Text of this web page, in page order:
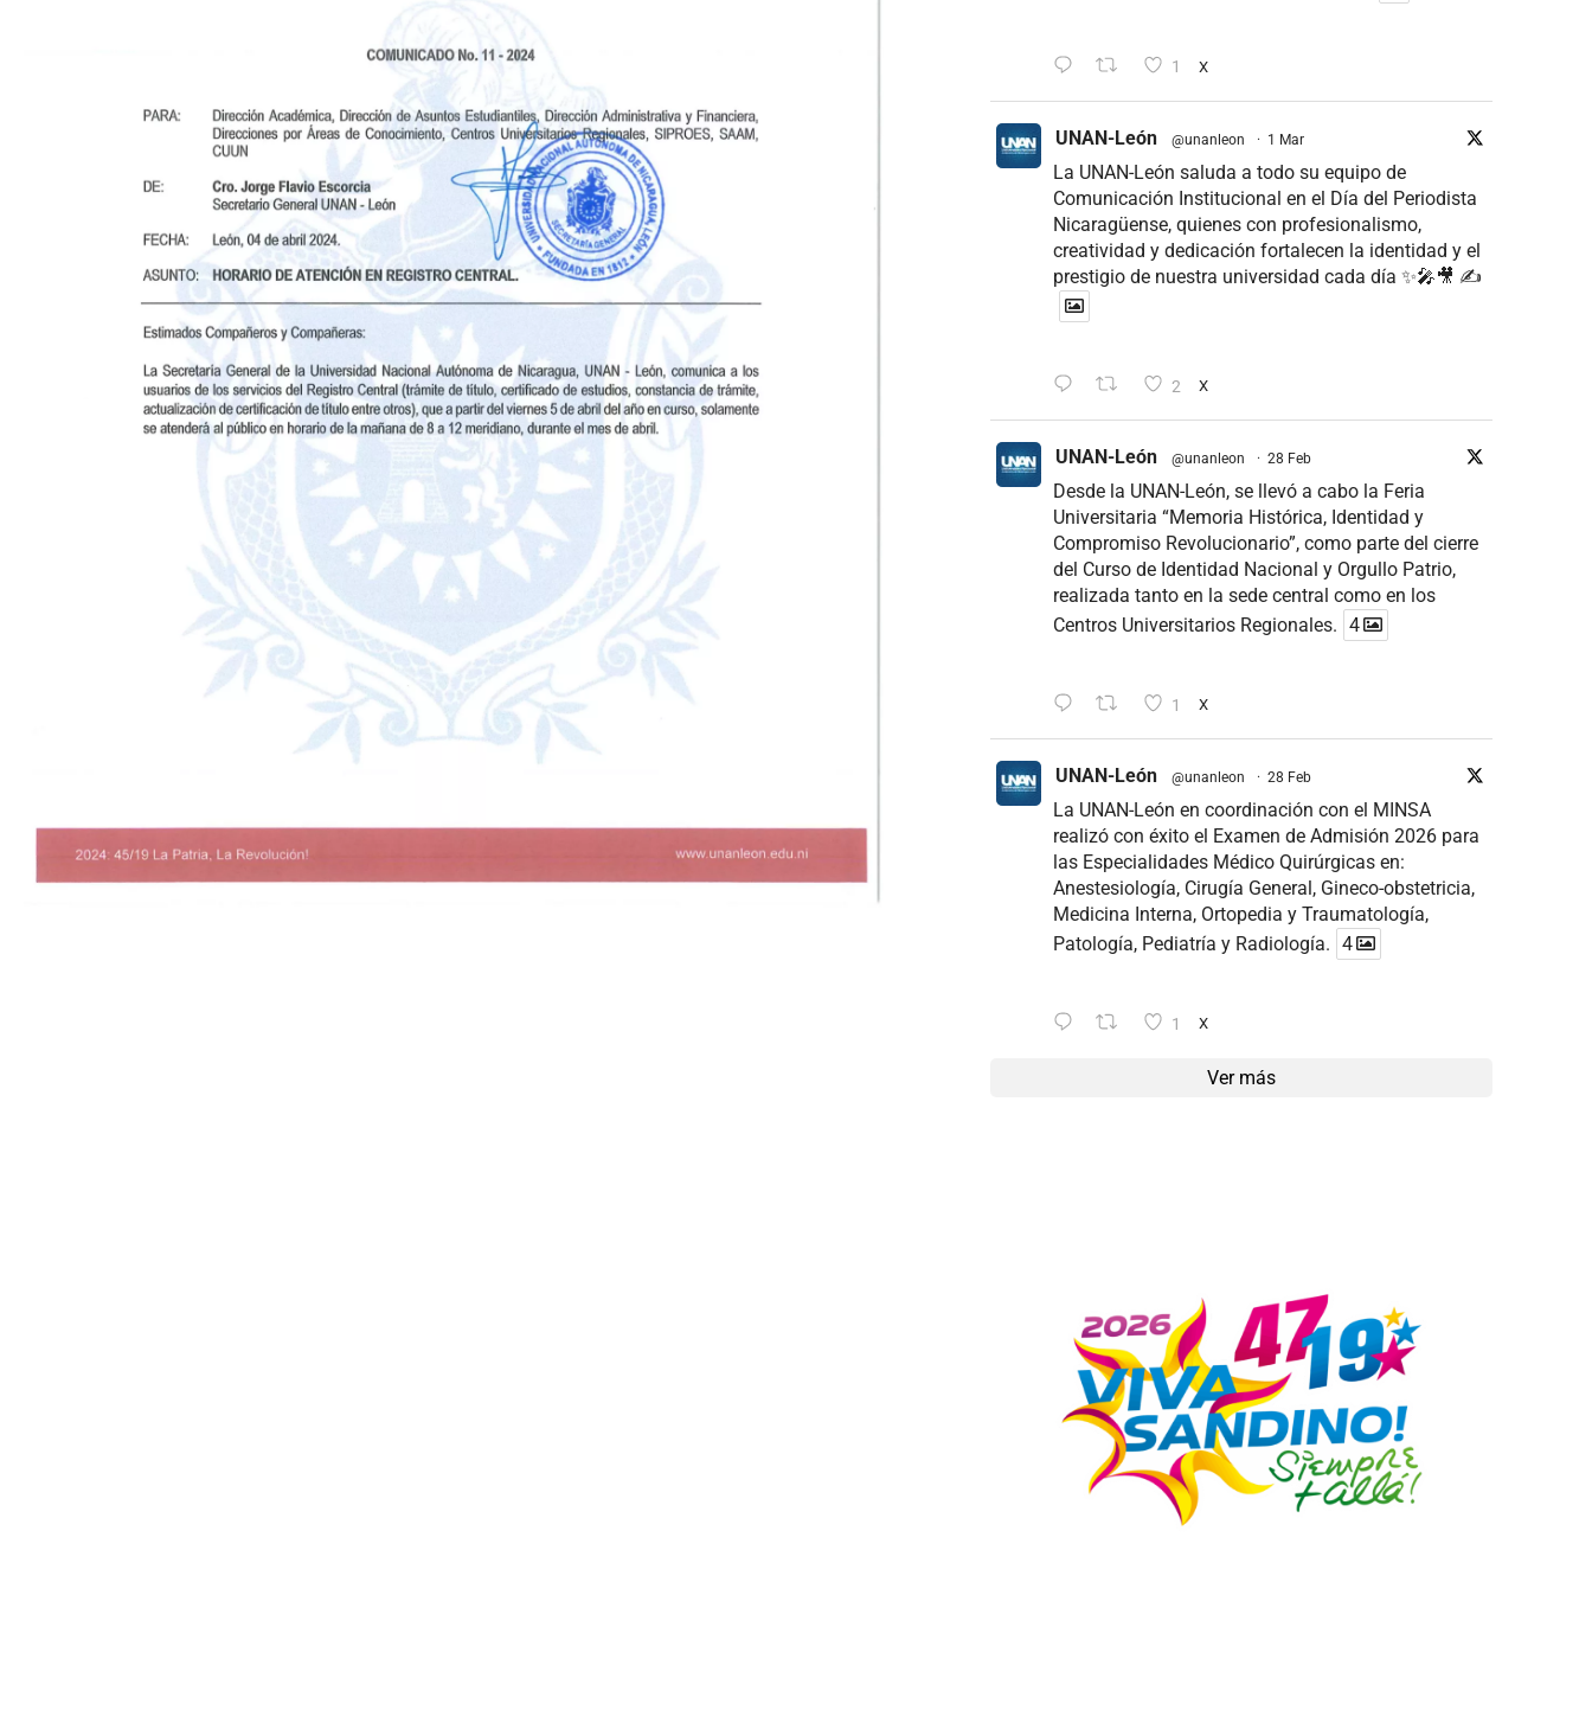
1 X
UNAN-León @unanleon · 1 Mar
La UNAN-León saluda a todo su equipo de
Comunicación Institucional en el Día del Periodista
Nicaragüense, quienes con profesionalismo,
creatividad y dedicación fortalecen la identidad y el
prestigio de nuestra universidad cada día ✨🎤🎥 ✍
2 X
UNAN-León @unanleon · 28 Feb
Desde la UNAN-León, se llevó a cabo la Feria
Universitaria “Memoria Histórica, Identidad y
Compromiso Revolucionario”, como parte del cierre
del Curso de Identidad Nacional y Orgullo Patrio,
realizada tanto en la sede central como en los
Centros Universitarios Regionales. 4
1 X
UNAN-León @unanleon · 28 Feb
La UNAN-León en coordinación con el MINSA
realizó con éxito el Examen de Admisión 2026 para
las Especialidades Médico Quirúrgicas en:
Anestesiología, Cirugía General, Gineco-obstetricia,
Medicina Interna, Ortopedia y Traumatología,
Patología, Pediatría y Radiología. 4
1 X
Ver más